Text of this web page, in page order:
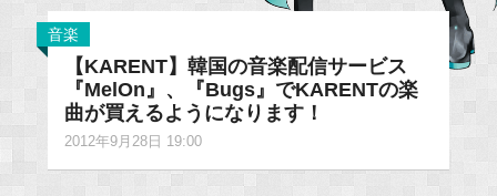
音楽
【KARENT】韓国の音楽配信サービス
『MelOn』、『Bugs』でKARENTの楽
曲が買えるようになります！
2012年9月28日 19:00